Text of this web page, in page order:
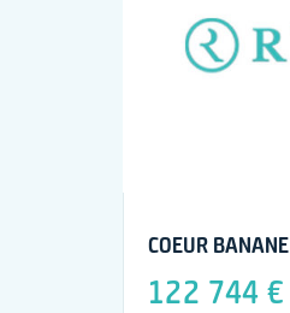
COEUR BANANE
122 744 €